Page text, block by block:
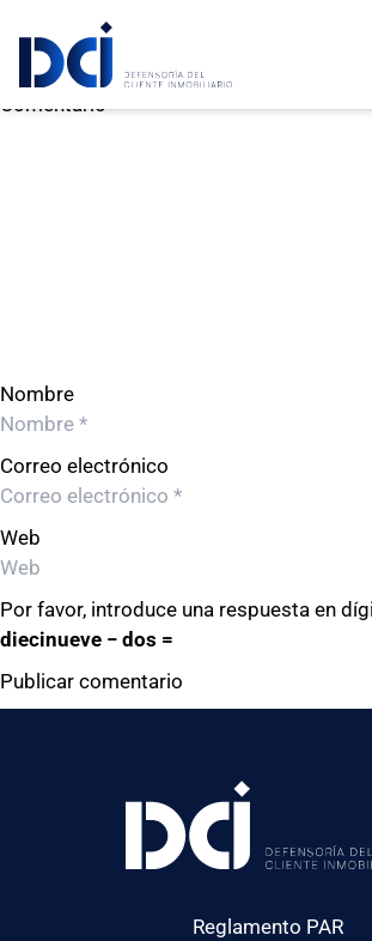
Proyectos R&R S.A.C.
Deja un comentario
Comentario
Nombre
Correo electrónico
Web
Por favor, introduce una respuesta en
diecinueve − dos =
Reglamento PAR